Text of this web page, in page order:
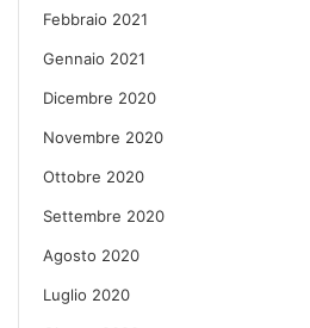
Febbraio 2021
Gennaio 2021
Dicembre 2020
Novembre 2020
Ottobre 2020
Settembre 2020
Agosto 2020
Luglio 2020